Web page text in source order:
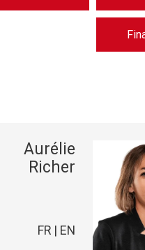
Aurélie
Richer
FR | EN